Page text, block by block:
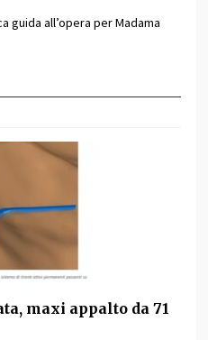
guida all’opera per Madama
maxi appalto da 71